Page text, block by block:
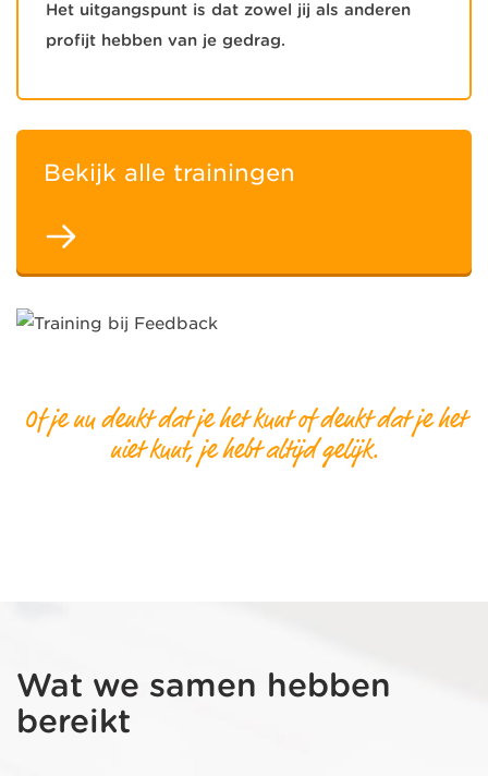
Het uitgangspunt is dat zowel jij als anderen
profijt hebben van je gedrag.
Bekijk alle trainingen
Of je nu denkt dat je het kunt of denkt dat je het
niet kunt, je hebt altijd gelijk.
Wat we samen hebben
bereikt